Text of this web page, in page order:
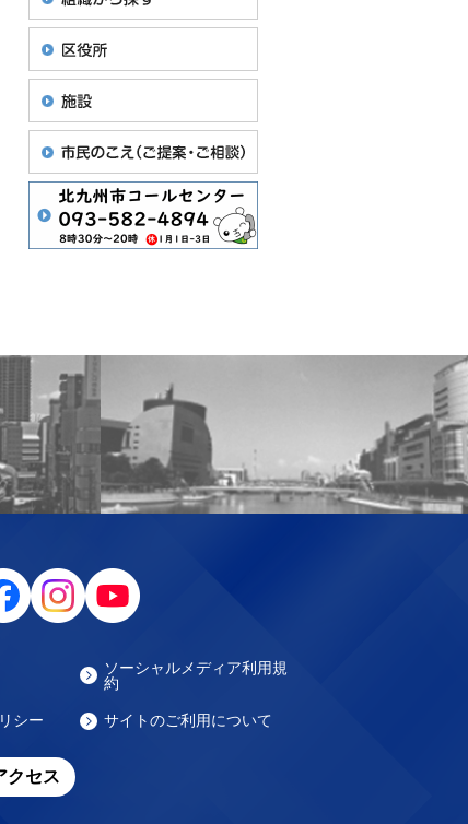
ソーシャルメディア利用規
約
シー サイトのご利用について
クセス